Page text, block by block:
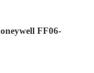
FF06-